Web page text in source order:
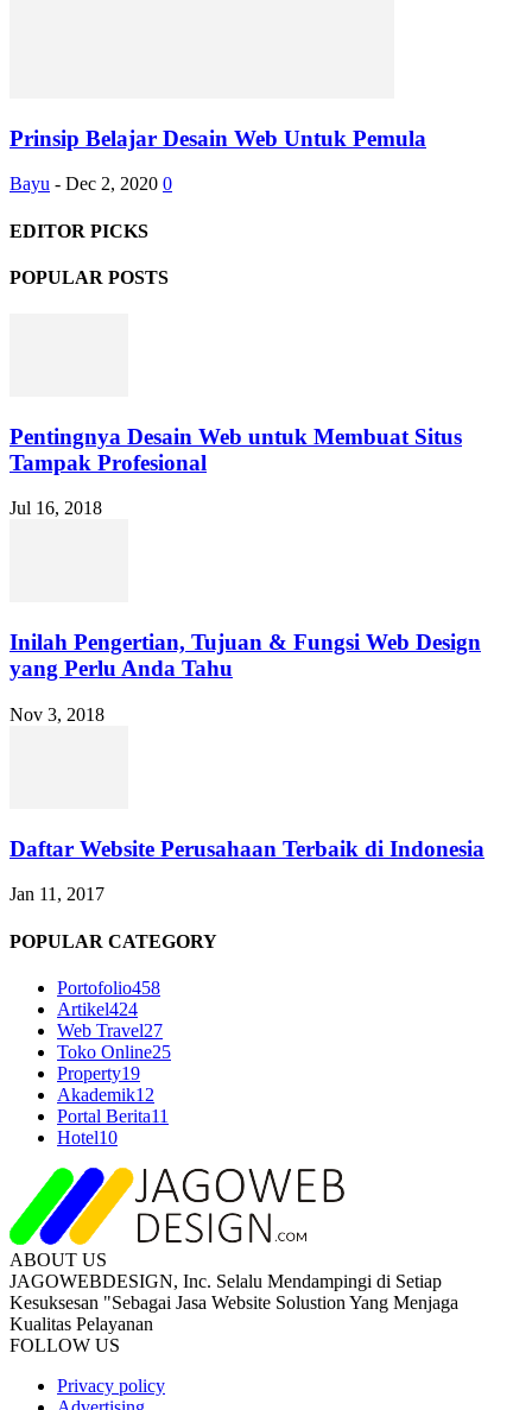
Prinsip Belajar Desain Web Untuk Pemula
Bayu - Dec 2, 2020 0
EDITOR PICKS
POPULAR POSTS
Pentingnya Desain Web untuk Membuat Situs
Tampak Profesional
Jul 16, 2018
Inilah Pengertian, Tujuan & Fungsi Web Design
yang Perlu Anda Tahu
Nov 3, 2018
Daftar Website Perusahaan Terbaik di Indonesia
Jan 11, 2017
POPULAR CATEGORY
Portofolio458
Artikel424
Web Travel27
Toko Online25
Property19
Akademik12
Portal Berita11
Hotel10
ABOUT US
JAGOWEBDESIGN, Inc. Selalu Mendampingi di Setiap
Kesuksesan "Sebagai Jasa Website Solustion Yang Menjaga
Kualitas Pelayanan
FOLLOW US
Privacy policy